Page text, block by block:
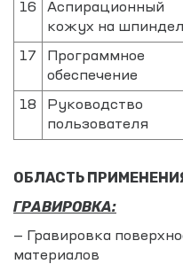
16
Аспирационный
кожух на
17
Программное
обеспечение
18
Руководство
пользователя
ОБЛАСТЬ
ГРАВИРОВКА:
— Гравировка
материалов